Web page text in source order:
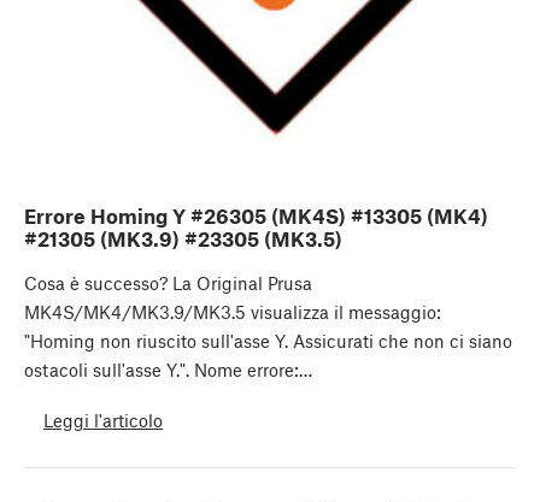
Errore Homing Y #26305 (MK4S) #13305 (MK4)
#21305 (MK3.9) #23305 (MK3.5)
Cosa è successo? La Original Prusa
MK4S/MK4/MK3.9/MK3.5 visualizza il messaggio:
"Homing non riuscito sull'asse Y. Assicurati che non ci siano
ostacoli sull'asse Y.". Nome errore:…
Leggi l'articolo